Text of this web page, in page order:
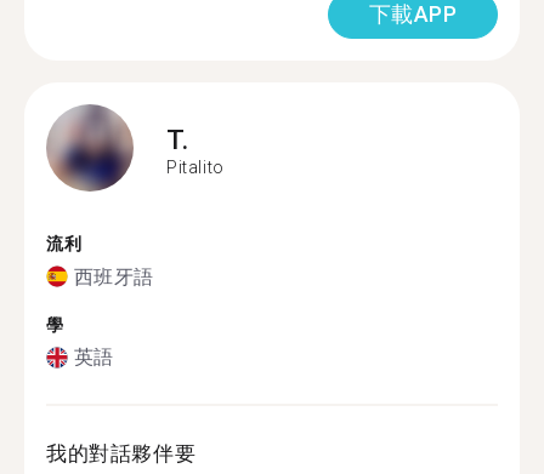
下載APP
T.
Pitalito
流利
西班牙語
學
英語
我的對話夥伴要